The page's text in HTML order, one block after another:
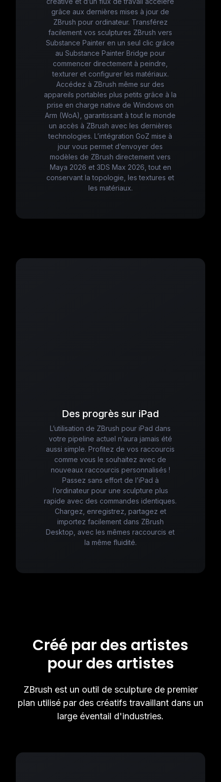
grâce aux dernières mises à jour de
ZBrush pour ordinateur. Transférez
facilement vos sculptures ZBrush vers
Substance Painter en un seul clic grâce
au Substance Painter Bridge pour
commencer directement à peindre,
texturer et configurer les matériaux.
Accédez à ZBrush même sur des
appareils portables plus petits grâce à la
prise en charge native de Windows on
Arm (WoA), garantissant à tout le monde
un accès à ZBrush avec les dernières
technologies. L’intégration GoZ mise à
jour vous permet d’envoyer des
modèles de ZBrush directement vers
Maya 2026 et 3DS Max 2026, tout en
conservant la topologie, les textures et
les matériaux.
Des progrès sur iPad
L’utilisation de ZBrush pour iPad dans
votre pipeline actuel n’aura jamais été
aussi simple. Profitez de vos raccourcis
comme vous le souhaitez avec de
nouveaux raccourcis personnalisés !
Passez sans effort de l’iPad à
l’ordinateur pour une sculpture plus
rapide avec des commandes identiques.
Chargez, enregistrez, partagez et
importez facilement dans ZBrush
Desktop, avec les mêmes raccourcis et
la même fluidité.
Créé par des artistes
pour des artistes
ZBrush est un outil de sculpture de premier
plan utilisé par des créatifs travaillant dans un
large éventail d'industries.